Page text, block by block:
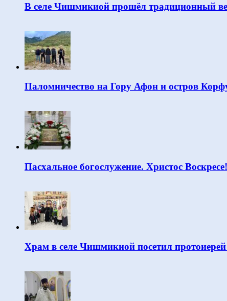
В селе Чишмикиой прошёл традиционный
Паломничество на Гору Афон и остров
Пасхальное богослужение. Христос
Храм в селе Чишмикиой посетил